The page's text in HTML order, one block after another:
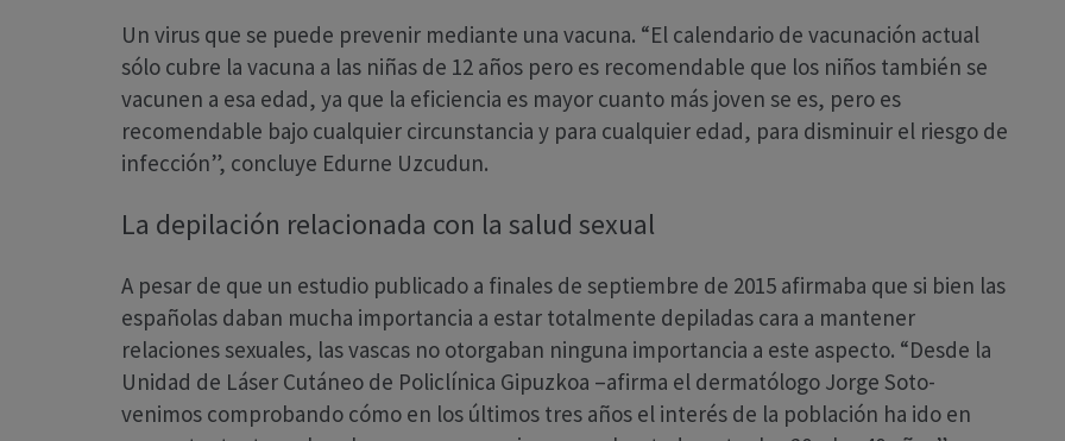
Un virus que se puede prevenir mediante una vacuna. “El calendario de vacunación actual
sólo cubre la vacuna a las niñas de 12 años pero es recomendable que los niños también se
vacunen a esa edad, ya que la eficiencia es mayor cuanto más joven se es, pero es
recomendable bajo cualquier circunstancia y para cualquier edad, para disminuir el riesgo de
infección”, concluye Edurne Uzcudun.
La depilación relacionada con la salud sexual
A pesar de que un estudio publicado a finales de septiembre de 2015 afirmaba que si bien las
españolas daban mucha importancia a estar totalmente depiladas cara a mantener
relaciones sexuales, las vascas no otorgaban ninguna importancia a este aspecto. “Desde la
Unidad de Láser Cutáneo de Policlínica Gipuzkoa –afirma el dermatólogo Jorge Soto-
venimos comprobando cómo en los últimos tres años el interés de la población ha ido en